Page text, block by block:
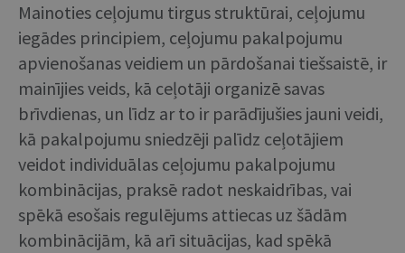
Mainoties ceļojumu tirgus struktūrai, ceļojumu
iegādes principiem, ceļojumu pakalpojumu
apvienošanas veidiem un pārdošanai tiešsaistē, ir
mainījies veids, kā ceļotāji organizē savas
brīvdienas, un līdz ar to ir parādījušies jauni veidi,
kā pakalpojumu sniedzēji palīdz ceļotājiem
veidot individuālas ceļojumu pakalpojumu
kombinācijas, praksē radot neskaidrības, vai
spēkā esošais regulējums attiecas uz šādām
kombinācijām, kā arī situācijas, kad spēkā